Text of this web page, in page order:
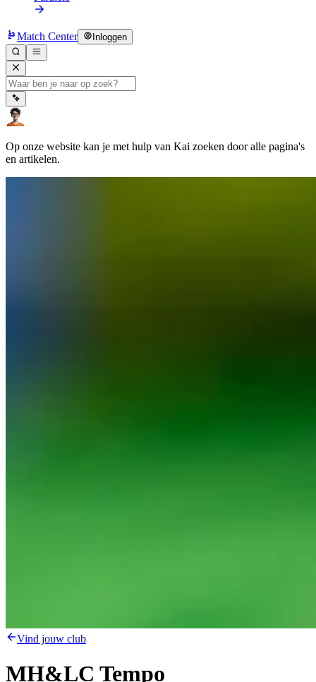
Match Center Inloggen
Op onze website kan je met hulp van Kai zoeken door alle pagina's
en artikelen.
Vind jouw club
MH&LC Tempo